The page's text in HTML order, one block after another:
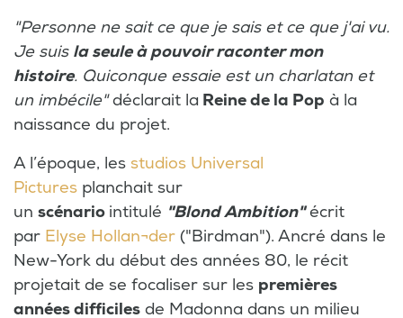
"Personne ne sait ce que je sais et ce que j'ai vu.
Je suis la seule à pouvoir raconter mon
histoire. Quiconque essaie est un charlatan et
un imbécile"déclarait la Reine de la Pop à la
naissance du projet.
A l’époque, les studios Universal
Pictures planchait sur
un scénario intitulé "Blond Ambition"écrit
par Elyse Hollan¬der ("Birdman"). Ancré dans le
New-York du début des années 80, le récit
projetait de se focaliser sur les premières
années difficiles de Madonna dans un milieu